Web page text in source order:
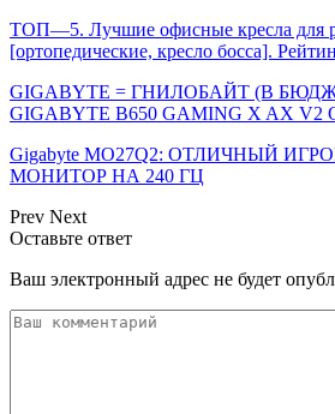
ТОП—5. Лучшие офисные кресла для
[ортопедические, кресло босса].
GIGABYTE = ГНИЛОБАЙТ (В
GIGABYTE B650 GAMING X AX
Gigabyte MO27Q2: ОТЛИЧНЫЙ
МОНИТОР НА 240 ГЦ
Prev Next
Оставьте ответ
Ваш электронный адрес не будет